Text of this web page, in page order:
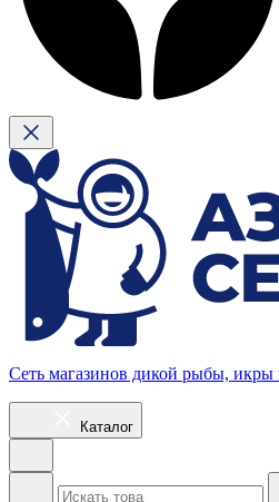
Сеть магазинов дикой рыбы, икры
Каталог